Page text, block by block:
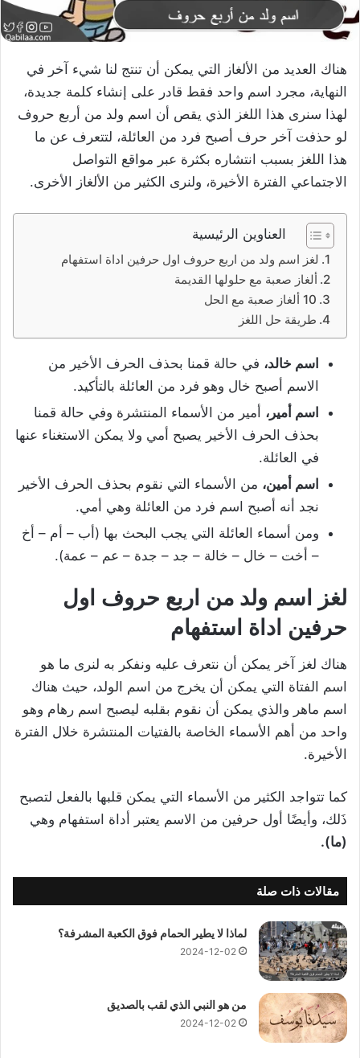
هناك العديد من الألغاز التي يمكن أن تنتج لنا شيء آخر في
النهاية، مجرد اسم واحد فقط قادر على إنشاء كلمة جديدة،
لهذا سنرى هذا اللغز الذي يقص أن اسم ولد من أربع حروف
لو حذفت آخر حرف أصبح فرد من العائلة، لتتعرف عن ما
هذا اللغز بسبب انتشاره بكثرة عبر مواقع التواصل
الاجتماعي الفترة الأخيرة، ولنرى الكثير من الألغاز الأخرى.
العناوين الرئيسية
لغز اسم ولد من اربع حروف اول حرفين اداة استفهام
ألغاز صعبة مع حلولها القديمة
10 ألغاز صعبة مع الحل
طريقة حل اللغز
اسم خالد، في حالة قمنا بحذف الحرف الأخير من
الاسم أصبح خال وهو فرد من العائلة بالتأكيد.
اسم أمير، أمير من الأسماء المنتشرة وفي حالة قمنا
بحذف الحرف الأخير يصبح أمي ولا يمكن الاستغناء عنها
في العائلة.
اسم أمين، من الأسماء التي نقوم بحذف الحرف الأخير
نجد أنه أصبح اسم فرد من العائلة وهي أمي.
ومن أسماء العائلة التي يجب البحث بها (أب – أم – أخ
– أخت – خال – خالة – جد – جدة – عم – عمة).
لغز اسم ولد من اربع حروف اول
حرفين اداة استفهام
هناك لغز آخر يمكن أن نتعرف عليه ونفكر به لنرى ما هو
اسم الفتاة التي يمكن أن يخرج من اسم الولد، حيث هناك
اسم ماهر والذي يمكن أن نقوم بقلبه ليصبح اسم رهام وهو
واحد من أهم الأسماء الخاصة بالفتيات المنتشرة خلال الفترة
الأخيرة.
كما تتواجد الكثير من الأسماء التي يمكن قلبها بالفعل لتصبح
ذَلك، وأيضًا أول حرفين من الاسم يعتبر أداة استفهام وهي
(ما).
مقالات ذات صلة
لماذا لا يطير الحمام فوق الكعبة المشرفة؟
2024-12-02
من هو النبي الذي لقب بالصديق
2024-12-02